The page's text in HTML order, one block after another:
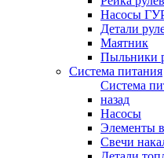
Насосы
Детали
Маятник
Пыльники
Система питания
Система
назад
Насосы
Элементы
Свечи